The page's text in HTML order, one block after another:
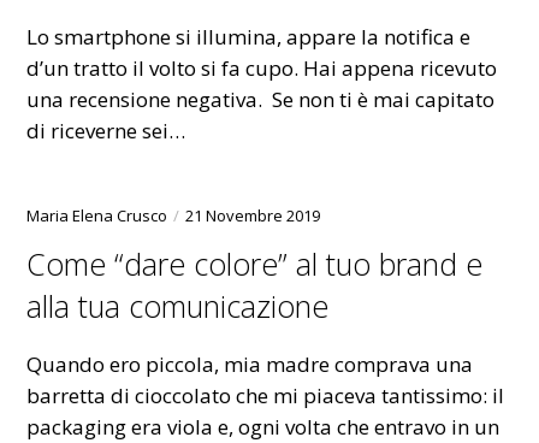
Lo smartphone si illumina, appare la notifica e
d’un tratto il volto si fa cupo. Hai appena ricevuto
una recensione negativa. Se non ti è mai capitato
di riceverne sei…
Maria Elena Crusco 21 Novembre 2019
Come “dare colore” al tuo brand e
alla tua comunicazione
Quando ero piccola, mia madre comprava una
barretta di cioccolato che mi piaceva tantissimo: il
packaging era viola e, ogni volta che entravo in un